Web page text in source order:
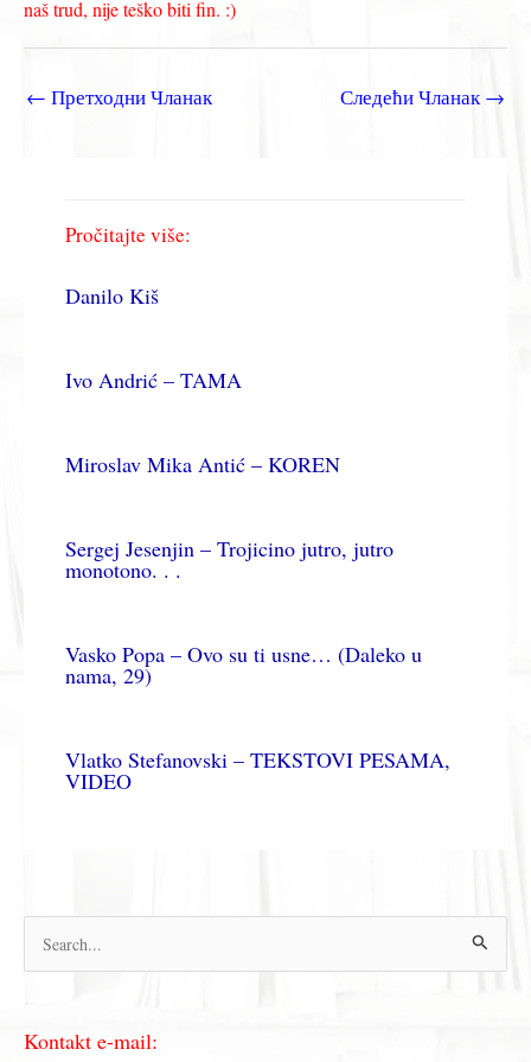
naš trud, nije teško biti fin. :)
← Претходни Чланак Следећи Чланак →
Pročitajte više:
Danilo Kiš
Ivo Andrić – TAMA
Miroslav Mika Antić – KOREN
Sergej Jesenjin – Trojicino jutro, jutro
monotono. . .
Vasko Popa – Ovo su ti usne… (Daleko u
nama, 29)
Vlatko Stefanovski – TEKSTOVI PESAMA,
VIDEO
р
т
Kontakt e-mail: